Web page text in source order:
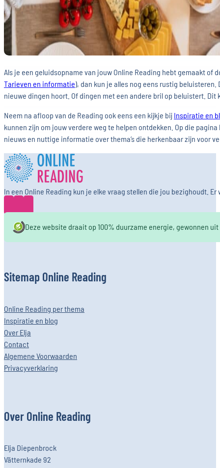
Als je een geluidsopname van jouw Online Reading hebt gemaakt of
Tarieven en informatie), dan kun je alles nog eens rustig
nieuwe dingen hoort. Of dingen met een andere bril op beluistert.
Neem na afloop van de Reading ook eens een kijkje bij Inspiratie en
kunnen zijn om jouw verdere weg te helpen ontdekken. Op die
nieuws en nuttige informatie over thema’s die herkenbaar zijn voor
In een Online Reading kun je elke vraag stellen die jou bezighoudt.
Deze website draait op 100% duurzame energie, gewonnen
Sitemap Online Reading
Online Reading per thema
Inspiratie en blog
Over Elja
Contact
Algemene Voorwaarden
Privacyverklaring
Over Online Reading
Elja Diepenbrock
Vätternkade 92